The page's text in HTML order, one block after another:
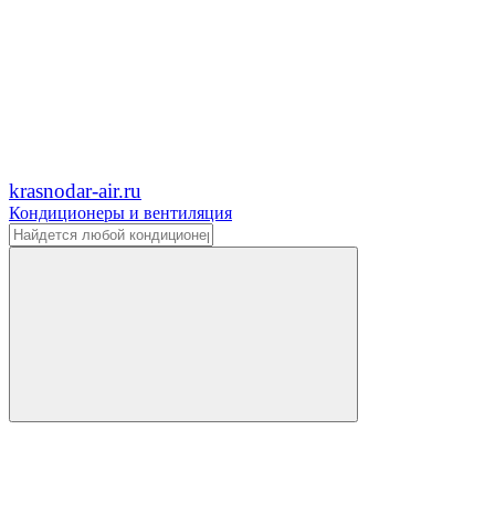
krasnodar-air.ru
Кондиционеры и вентиляция